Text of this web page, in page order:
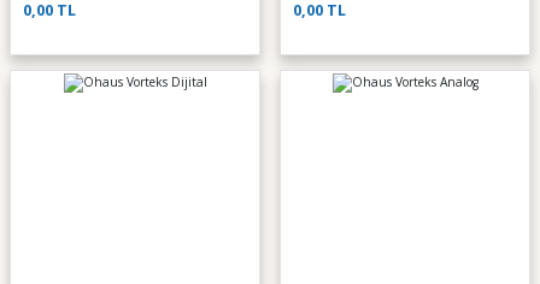
0,00 TL 0,00 TL